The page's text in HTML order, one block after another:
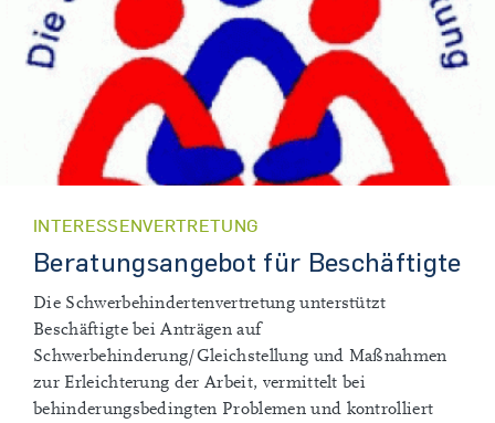
INTERESSENVERTRETUNG
Beratungsangebot für Beschäftigte
Die Schwerbehindertenvertretung unterstützt
Beschäftigte bei Anträgen auf
Schwerbehinderung/Gleichstellung und Maßnahmen
zur Erleichterung der Arbeit, vermittelt bei
behinderungsbedingten Problemen und kontrolliert